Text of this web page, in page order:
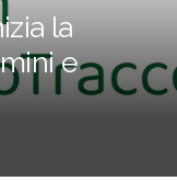
la
e